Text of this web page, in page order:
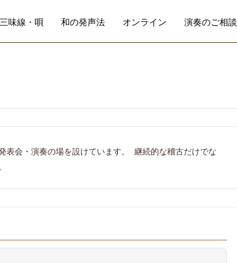
三味線・唄 和の発声法 オンライン 演奏のご相談
表会・演奏の場を設けています。 継続的な稽古だけでな